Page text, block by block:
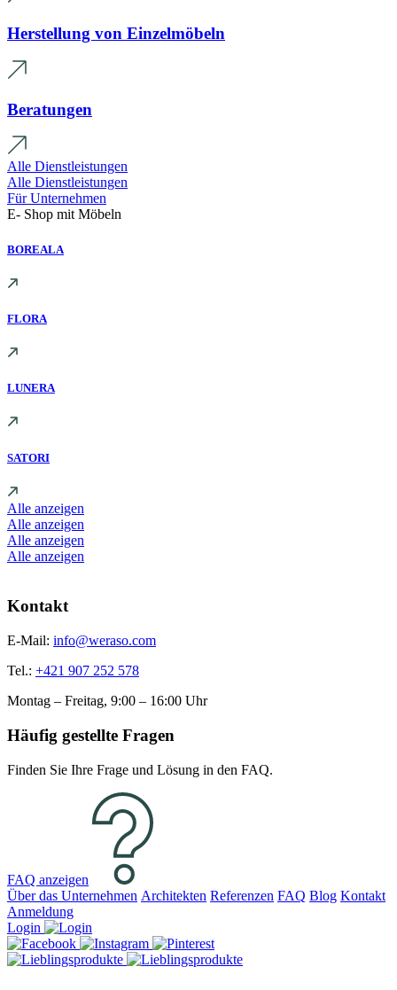
Herstellung von Einzelmöbeln
Beratungen
Alle Dienstleistungen
Alle Dienstleistungen
Für Unternehmen
E- Shop mit Möbeln
BOREALA
FLORA
LUNERA
SATORI
Alle anzeigen
Alle anzeigen
Alle anzeigen
Alle anzeigen
Kontakt
E-Mail: info@weraso.com
Tel.: +421 907 252 578
Montag – Freitag, 9:00 – 16:00 Uhr
Häufig gestellte Fragen
Finden Sie Ihre Frage und Lösung in den FAQ.
FAQ anzeigen
Über das Unternehmen Architekten Referenzen FAQ Blog Kontakt
Anmeldung
Login